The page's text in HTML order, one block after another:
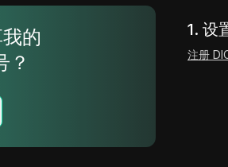
的
？
1. 设
注册